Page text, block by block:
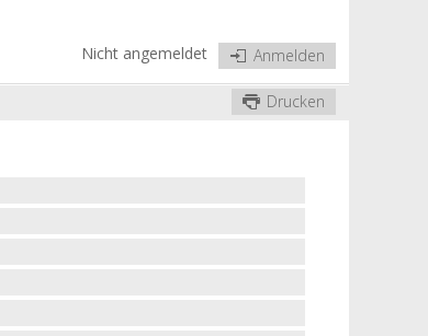
Nicht angemeldet Anmelden
Drucken